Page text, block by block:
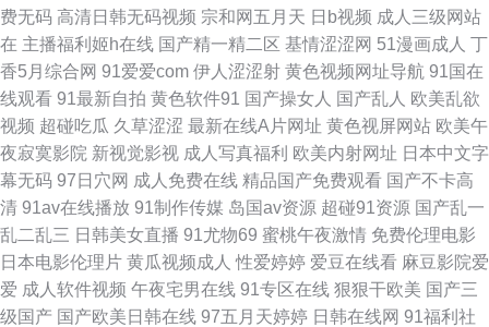
美激情内射 四虎永久地址日韩 中文字幕女优熟女 www东京热 国产精品撸色
网 欧美成人性爱综合 亚洲AV另类 99热在线66 国产精品白 青青草美女视频
午夜福利禽 91青青操网站 超碰在线国产 九九豆花社区 天天弄日日搞 91热爆
视频 大香蕉伊人AV 九一福利视频 欧美综合網 无码熟妇人妻AV 97去操操 福
利电影导航 久久网址二区 日韩免费a 91污导航 91无码青久 欧美色图小va
AV熟女闻香 国产AV理论 青娱乐自拍 亚洲的图色 97人人操人人插 国产精品
费无码 高清日韩无码视频 宗和网五月天 日b视频 成人三级网站
在 主播福利姬h在线 国产精一精二区 基情涩涩网 51漫画成人 丁
香5月综合网 91爱爱com 伊人涩涩射 黄色视频网址导航 91国在
线观看 91最新自拍 黄色软件91 国产操女人 国产乱人 欧美乱欲
视频 超碰吃瓜 久草涩涩 最新在线A片网址 黄色视屏网站 欧美午
夜寂寞影院 新视觉影视 成人写真福利 欧美内射网址 日本中文字
幕无码 97日穴网 成人免费在线 精品国产免费观看 国产不卡高
清 91av在线播放 91制作传媒 岛国av资源 超碰91资源 国产乱一
乱二乱三 日韩美女直播 91尤物69 蜜桃午夜激情 免费伦理电影
日本电影伦理片 黄瓜视频成人 性爱婷婷 爱豆在线看 麻豆影院爱
爱 成人软件视频 午夜宅男在线 91专区在线 狠狠干欧美 国产三
级国产 国产欧美日韩在线 97五月天婷婷 日韩在线网 91福利社